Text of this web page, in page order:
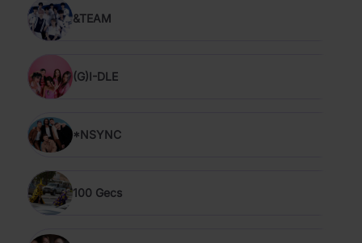
&TEAM
(G)I-DLE
*NSYNC
100 Gecs